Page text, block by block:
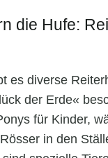
die Hufe:
es diverse
der Erde«
für Kinder,
in den